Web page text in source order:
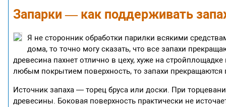
Запарки — как поддерживать
Я не сторонник обработки парилки всякими
дома, то точно могу сказать, что все запахи
древесина пахнет отлично в цеху, хуже на
любым покрытием поверхность, то запахи прекращаются
Источник запаха — торец бруса или доски. При
древесины. Боковая поверхность практически не